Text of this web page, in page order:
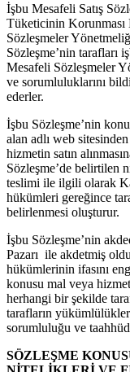
İşbu Mesafeli Satış
Tüketicinin Korunması
Sözleşmeler
Sözleşme’nin tarafları
Mesafeli Sözleşmeler
ve sorumluluklarını
ederler.
İşbu Sözleşme’nin
alan adlı web
hizmetin satın
Sözleşme’de belirtilen
teslimi ile ilgili olarak
hükümleri gereğince
belirlenmesi oluşturur.
İşbu Sözleşme’nin
Pazarı ile akdetmiş
hükümlerinin ifasını
konusu mal veya
herhangi bir şekilde
tarafların
sorumluluğu ve
SÖZLEŞME